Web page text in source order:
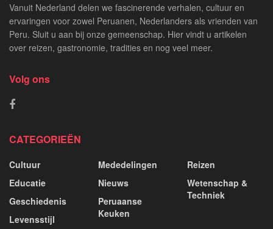
Vanuit Nederland delen we fascinerende verhalen, cultuur en
ervaringen voor zowel Peruanen, Nederlanders als vrienden van
Peru. Sluit u aan bij onze gemeenschap. Hier vindt u artikelen
over reizen, gastronomie, tradities en nog veel meer.
Volg ons
CATEGORIEËN
Cultuur
Educatie
Geschiedenis
Levensstijl
Mededelingen
Nieuws
Peruaanse
Keuken
Reizen
Wetenschap &
Techniek